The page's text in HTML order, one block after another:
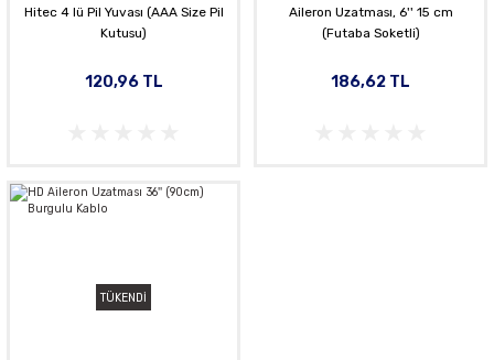
Hitec 4 lü Pil Yuvası (AAA Size Pil
Kutusu)
120,96 TL
Aileron Uzatması, 6'' 15 cm
(Futaba Soketli)
186,62 TL
TÜKENDİ